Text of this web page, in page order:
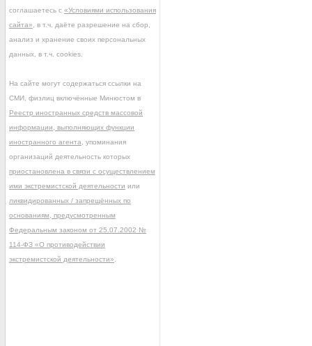
соглашаетесь с «Условиями использования
сайта» , в т.ч. даёте разрешение на сбор,
анализ и хранение своих персональных
данных, в т.ч. cookies.
На сайте могут содержаться ссылки на
СМИ, физлиц включённые Минюстом в
Реестр иностранных средств массовой
информации, выполняющих функции
иностранного агента , упоминания
организаций деятельность которых
приостановлена в связи с осуществлением
ими экстремистской деятельности или
ликвидированных / запрещённых по
основаниям, предусмотренным
Федеральным законом от 25.07.2002 №
114-ФЗ «О противодействии
экстремистской деятельности»